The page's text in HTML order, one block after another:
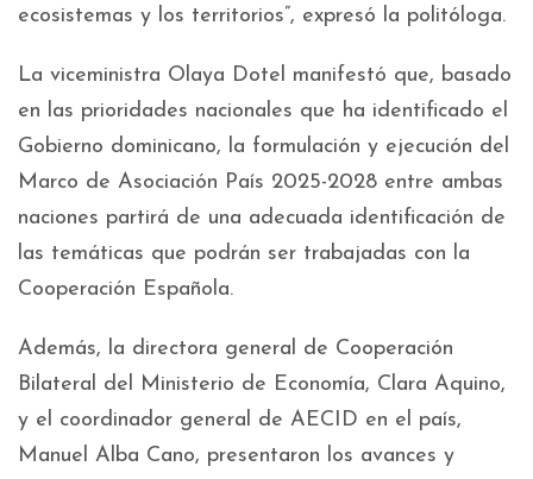
ecosistemas y los territorios”, expresó la politóloga.
La viceministra Olaya Dotel manifestó que, basado
en las prioridades nacionales que ha identificado el
Gobierno dominicano, la formulación y ejecución del
Marco de Asociación País 2025-2028 entre ambas
naciones partirá de una adecuada identificación de
las temáticas que podrán ser trabajadas con la
Cooperación Española.
Además, la directora general de Cooperación
Bilateral del Ministerio de Economía, Clara Aquino,
y el coordinador general de AECID en el país,
Manuel Alba Cano, presentaron los avances y